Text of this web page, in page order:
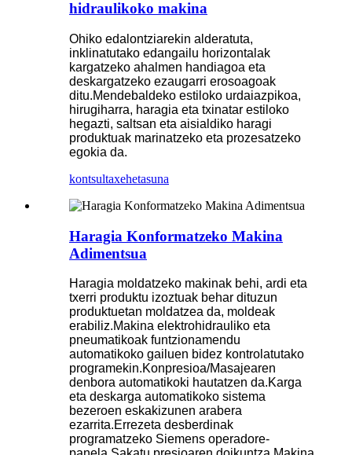
hidraulikoko makina
Ohiko edalontziarekin alderatuta,
inklinatutako edangailu horizontalak
kargatzeko ahalmen handiagoa eta
deskargatzeko ezaugarri erosoagoak
ditu.Mendebaldeko estiloko urdaiazpikoa,
hirugiharra, haragia eta txinatar estiloko
hegazti, saltsan eta aisialdiko haragi
produktuak marinatzeko eta prozesatzeko
egokia da.
kontsultaxehetasuna
Haragia Konformatzeko Makina
Adimentsua
Haragia moldatzeko makinak behi, ardi eta
txerri produktu izoztuak behar dituzun
produktuetan moldatzea da, moldeak
erabiliz.Makina elektrohidrauliko eta
pneumatikoak funtzionamendu
automatikoko gailuen bidez kontrolatutako
programekin.Konpresioa/Masajearen
denbora automatikoki hautatzen da.Karga
eta deskarga automatikoko sistema
bezeroen eskakizunen arabera
ezarrita.Errezeta desberdinak
programatzeko Siemens operadore-